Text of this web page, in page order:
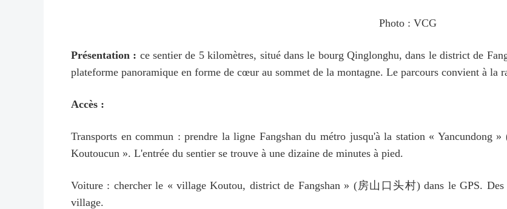
Photo : VCG
Présentation : ce sentier de 5 kilomètres, situé dans le bourg Qinglonghu, dans le district de
plateforme panoramique en forme de cœur au sommet de la montagne. Le parcours convient à la
Accès :
Transports en commun : prendre la ligne Fangshan du métro jusqu'à la station « Yancundong
Koutoucun ». L'entrée du sentier se trouve à une dizaine de minutes à pied.
Voiture : chercher le « village Koutou, district de Fangshan » (房山口头村) dans le GPS. Des
village.